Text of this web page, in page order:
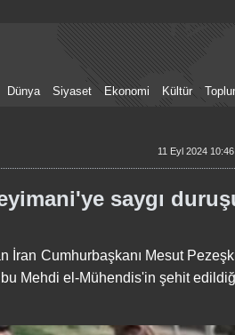
Dünya Siyaset Ekonomi Kültür
11 Eyl 2024 10:46
saygı
İran Cumhurbaşkanı Mesut
Mehdi el-Mühendis'in şehit